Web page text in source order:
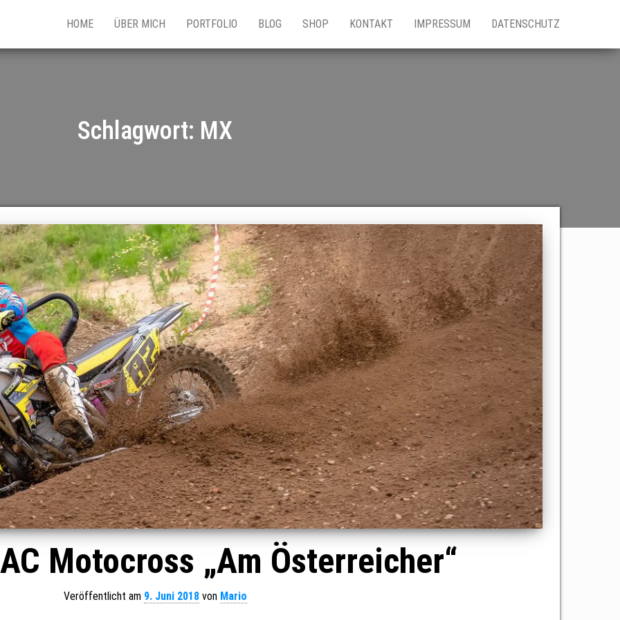
HOME ÜBER MICH PORTFOLIO BLOG SHOP KONTAKT IMPRESSUM DATENSCHUTZ
Schlagwort: MX
Motocross „Am Österreicher“
Veröffentlicht am 9. Juni 2018von Mario